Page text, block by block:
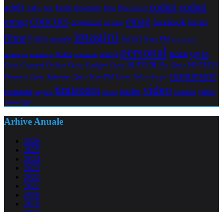
adult audio bani benzi desenate blog Bucuresti coduricoduri
emag concurs download DVDRip emag facebook femei
filme funny google imagini jocuri Kiss FM maramures
messenger noiembrie Nokia octombrie orange personal pozequiz
Quiz Comert Online Quiz Gadget Quiz HI-TECH Biz Quiz HI-TECH
Oameni Quiz Internet Quiz KissFM Quiz Tehnologie raspunsuri
romania sugestii timisoara torrent trailer video Vodafone yahoo
messenger
Arhive Anuale
2026
2025
2024
2023
2022
2021
2020
2019